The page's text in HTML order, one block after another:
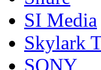
SI Media
Skylark
SONY